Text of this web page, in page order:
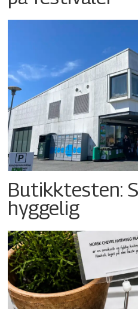
Butikktesten:
hyggelig